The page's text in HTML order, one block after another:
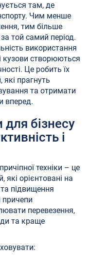
там, де
Чим менше
тим більше
той самий період.
використання
кузови створюються
Це робить їх
прагнуть
та отримати
вперед.
бізнесу
і
техніки – це
які орієнтовані на
підвищення
причепи
перевезення,
та краще